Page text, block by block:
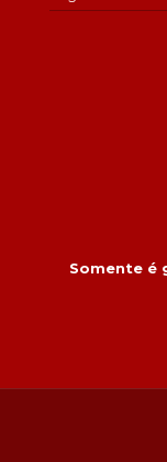
Somente é